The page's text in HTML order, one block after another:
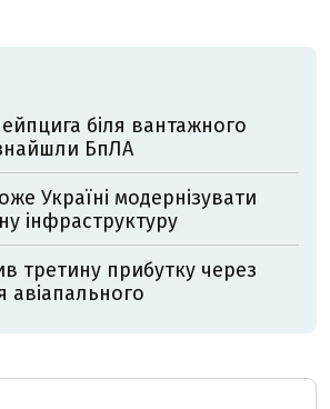
біля вантажного
БпЛА
Україні модернізувати
інфраструктуру
третину прибутку через
авіапального